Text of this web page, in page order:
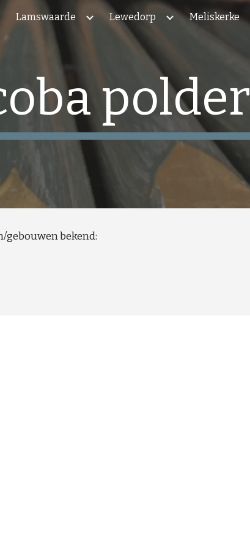
Skip to navigation
Lamswaarde Lewedorp Meliskerke
polder
gebouwen bekend: